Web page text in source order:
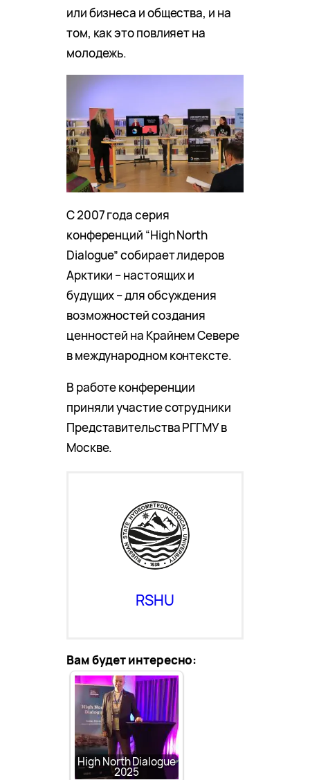
или бизнеса и общества, и на
том, как это повлияет на
молодежь.
С 2007 года серия
конференций “High North
Dialogue” собирает лидеров
Арктики – настоящих и
будущих – для обсуждения
возможностей создания
ценностей на Крайнем Севере
в международном контексте.
В работе конференции
приняли участие сотрудники
Представительства РГГМУ в
Москве.
RSHU
Вам будет интересно:
High North Dialogue
2025